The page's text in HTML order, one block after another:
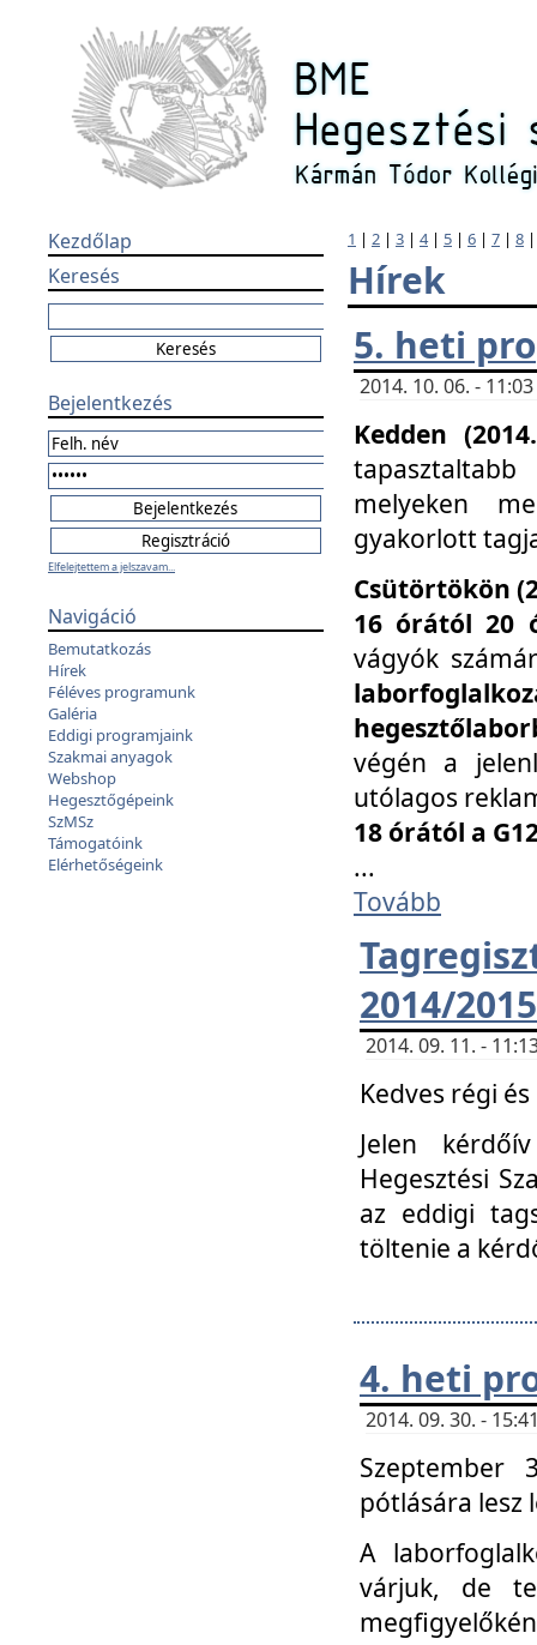
Kezdőlap
Keresés
Bejelentkezés
Elfelejtettem a jelszavam...
Navigáció
Bemutatkozás
Hírek
Féléves programunk
Galéria
Eddigi programjaink
Szakmai anyagok
Webshop
Hegesztőgépeink
SzMSz
Támogatóink
Elérhetőségeink
1 | 2 | 3 | 4| 5 | 6 | 7 | 8
Hírek
5. heti
2014. 10. 06. -
Kedden
melyeken
gyakorlott
Csütörtökön
16 órától 20
vágyók
végén a
utólagos
18 órától a
...
Tovább
2014/
2014. 09. 11. -
Kedves régi
Jelen
Hegesztési
az eddigi
töltenie a
4. heti
2014. 09. 30. -
Szeptember
pótlására lesz
A
várjuk, de